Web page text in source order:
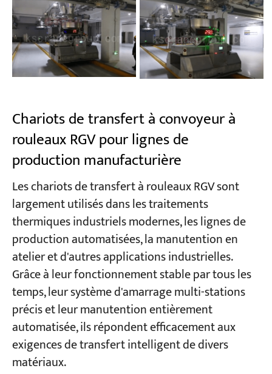
Chariots de transfert à convoyeur à
rouleaux RGV pour lignes de
production manufacturière
Les chariots de transfert à rouleaux RGV sont
largement utilisés dans les traitements
thermiques industriels modernes, les lignes de
production automatisées, la manutention en
atelier et d'autres applications industrielles.
Grâce à leur fonctionnement stable par tous les
temps, leur système d'amarrage multi-stations
précis et leur manutention entièrement
automatisée, ils répondent efficacement aux
exigences de transfert intelligent de divers
matériaux.